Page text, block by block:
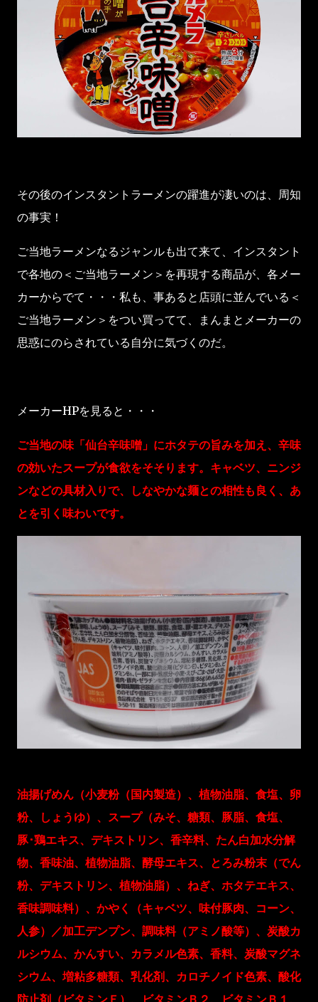
その後のインスタントラーメンの躍進が凄いのは、周知
の事実！
ご当地ラーメンなるジャンルも出て来て、インスタント
で各地の＜ご当地ラーメン＞を再現する商品が、各メー
カーからでて・・・私も、事あると店頭に並んでいる＜
ご当地ラーメン＞をつい買ってて、まんまとメーカーの
思惑にのらされている自分に気づくのだ。
メーカーHPを見ると・・・
ご当地の味「仙台辛味噌」にホタテの旨みを加え、辛味
の効いたスープが食欲をそそります。キャベツ、ニンジ
ンなどの具材入りで、しなやかな麺との相性も良く、あ
とを引く味わいです。
油揚げめん（小麦粉（国内製造）、植物油脂、食塩、卵
粉、しょうゆ）、スープ（みそ、糖類、豚脂、食塩、
豚･鶏エキス、デキストリン、香辛料、たん白加水分解
物、香味油、植物油脂、酵母エキス、とろみ粉末（でん
粉、デキストリン、植物油脂）、ねぎ、ホタテエキス、
香味調味料）、かやく（キャベツ、味付豚肉、コーン、
人参）／加工デンプン、調味料（アミノ酸等）、炭酸カ
ルシウム、かんすい、カラメル色素、香料、炭酸マグネ
シウム、増粘多糖類、乳化剤、カロチノイド色素、酸化
防止剤（ビタミンＥ）、ビタミンＢ２、ビタミンＢ１、